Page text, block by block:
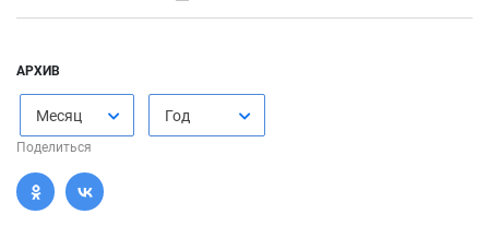
АРХИВ
Месяц Год
Поделиться